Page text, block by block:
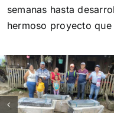
semanas hasta
hermoso proyecto